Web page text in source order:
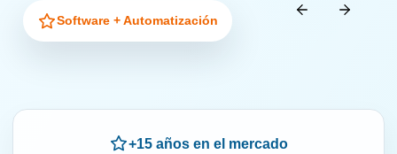
Software + Automatización
+15 años en el mercado